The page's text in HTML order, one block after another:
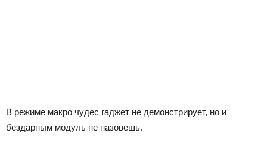
В режиме макро чудес гаджет не демонстрирует, но и
бездарным модуль не назовешь.